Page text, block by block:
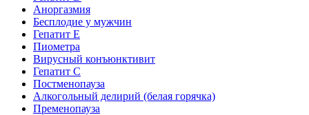
Аноргазмия
Бесплодие у мужчин
Гепатит E
Пиометра
Вирусный конъюнктивит
Гепатит C
Постменопауза
Алкогольный делирий (белая горячка)
Пременопауза